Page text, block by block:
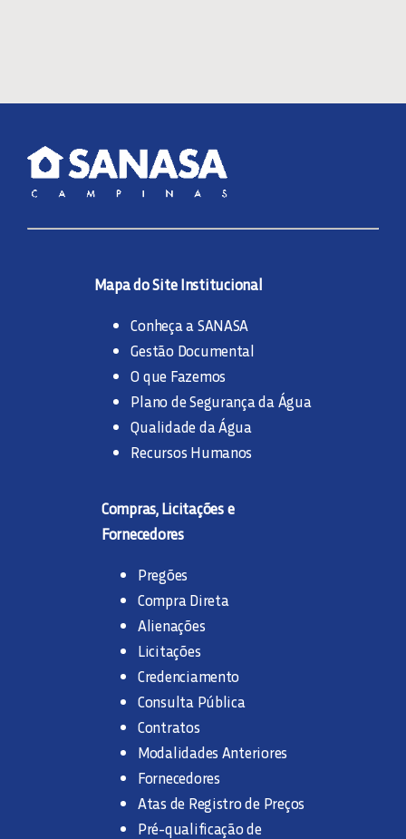
Mapa do Site Institucional
Conheça a SANASA
Gestão Documental
O que Fazemos
Plano de Segurança da Água
Qualidade da Água
Recursos Humanos
Compras, Licitações e
Fornecedores
Pregões
Compra Direta
Alienações
Licitações
Credenciamento
Consulta Pública
Contratos
Modalidades Anteriores
Fornecedores
Atas de Registro de Preços
Pré-qualificação de